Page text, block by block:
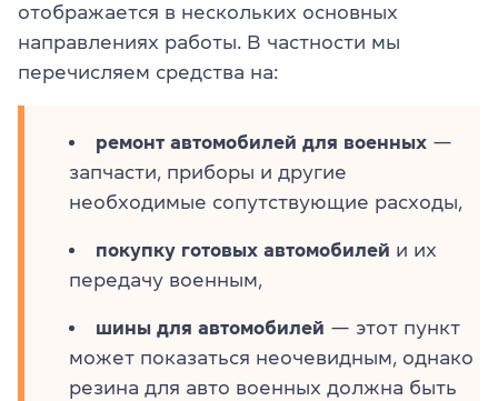
отображается в нескольких основных
направлениях работы. В частности мы
перечисляем средства на:
ремонт автомобилей для военных —
запчасти, приборы и другие
необходимые сопутствующие расходы,
покупку готовых автомобилей и их
передачу военным,
шины для автомобилей — этот пункт
может показаться неочевидным, однако
резина для авто военных должна быть